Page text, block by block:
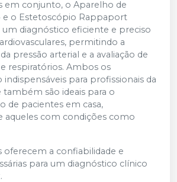
em conjunto, o Aparelho de
e o Estetoscópio Rappaport
diagnóstico eficiente e preciso
permitindo a
pressão arterial e a avaliação de
respiratórios. Ambos os
indispensáveis para profissionais da
também são ideais para o
de pacientes em casa,
aqueles com condições como
oferecem a confiabilidade e
para um diagnóstico clínico